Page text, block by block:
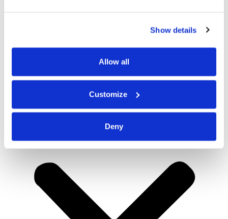
Show details
Allow all
Customize
Deny